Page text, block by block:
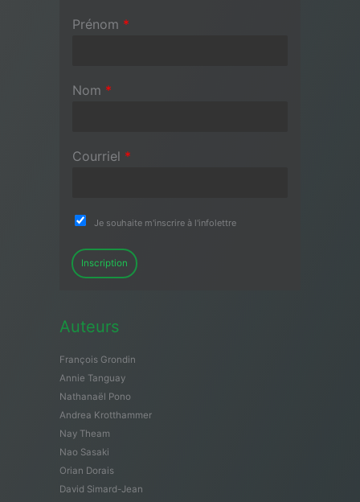
Prénom *
Nom *
Courriel *
Je souhaite m'inscrire à l'infolettre
Inscription
Auteurs
François Grondin
Annie Tanguay
Nathanaël Pono
Andrea Krotthammer
Nay Theam
Nao Sasaki
Orian Dorais
David Simard-Jean